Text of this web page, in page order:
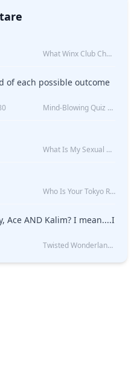
What Winx Club Character Are You?
of each possible outcome
Mind-Blowing Quiz Reveals: Will I Be Alone Forever?
What Is My Sexual Orientation: Uncovered
Who Is Your Tokyo Revengers Boyfriend?
Ace AND Kalim? I mean....I
Twisted Wonderland Kin Quiz